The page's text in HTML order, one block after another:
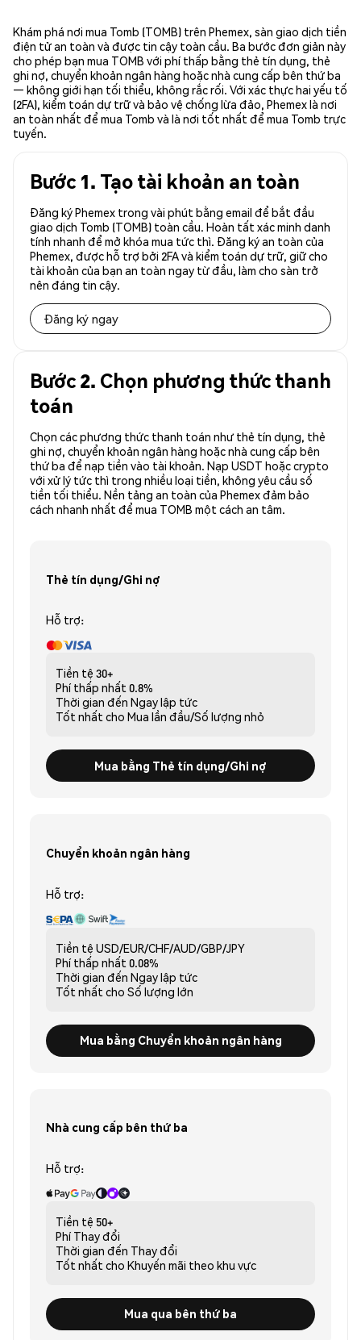
Khám phá nơi mua Tomb (TOMB) trên Phemex, sàn giao dịch tiền
điện tử an toàn và được tin cậy toàn cầu. Ba bước đơn giản này
cho phép bạn mua TOMB với phí thấp bằng thẻ tín dụng, thẻ
ghi nợ, chuyển khoản ngân hàng hoặc nhà cung cấp bên thứ ba
— không giới hạn tối thiểu, không rắc rối. Với xác thực hai yếu tố
(2FA), kiểm toán dự trữ và bảo vệ chống lừa đảo, Phemex là nơi
an toàn nhất để mua Tomb và là nơi tốt nhất để mua Tomb trực
tuyến.
Bước 1. Tạo tài khoản an toàn
Đăng ký Phemex trong vài phút bằng email để bắt đầu
giao dịch Tomb (TOMB) toàn cầu. Hoàn tất xác minh danh
tính nhanh để mở khóa mua tức thì. Đăng ký an toàn của
Phemex, được hỗ trợ bởi 2FA và kiểm toán dự trữ, giữ cho
tài khoản của bạn an toàn ngay từ đầu, làm cho sàn trở
nên đáng tin cậy.
Đăng ký ngay
Bước 2. Chọn phương thức thanh
toán
Chọn các phương thức thanh toán như thẻ tín dụng, thẻ
ghi nợ, chuyển khoản ngân hàng hoặc nhà cung cấp bên
thứ ba để nạp tiền vào tài khoản. Nạp USDT hoặc crypto
với xử lý tức thì trong nhiều loại tiền, không yêu cầu số
tiền tối thiểu. Nền tảng an toàn của Phemex đảm bảo
cách nhanh nhất để mua TOMB một cách an tâm.
Thẻ tín dụng/Ghi nợ
Hỗ trợ:
Tiền tệ 30+
Phí thấp nhất 0.8%
Thời gian đến Ngay lập tức
Tốt nhất cho Mua lần đầu/Số lượng nhỏ
Mua bằng Thẻ tín dụng/Ghi nợ
Chuyển khoản ngân hàng
Hỗ trợ:
Tiền tệ USD/EUR/CHF/AUD/GBP/JPY
Phí thấp nhất 0.08%
Thời gian đến Ngay lập tức
Tốt nhất cho Số lượng lớn
Mua bằng Chuyển khoản ngân hàng
Nhà cung cấp bên thứ ba
Hỗ trợ:
Tiền tệ 50+
Phí Thay đổi
Thời gian đến Thay đổi
Tốt nhất cho Khuyến mãi theo khu vực
Mua qua bên thứ ba